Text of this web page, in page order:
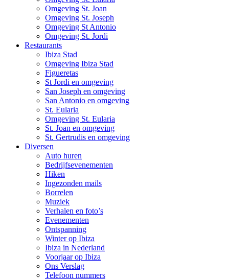
Omgeving St. Joan
Omgeving St. Joseph
Omgeving St Antonio
Omgeving St. Jordi
Restaurants
Ibiza Stad
Omgeving Ibiza Stad
Figueretas
St Jordi en omgeving
San Joseph en omgeving
San Antonio en omgeving
St. Eularia
Omgeving St. Eularia
St. Joan en omgeving
St. Gertrudis en omgeving
Diversen
Auto huren
Bedrijfsevenementen
Hiken
Ingezonden mails
Borrelen
Muziek
Verhalen en foto’s
Evenementen
Ontspanning
Winter op Ibiza
Ibiza in Nederland
Voorjaar op Ibiza
Ons Verslag
Telefoon nummers